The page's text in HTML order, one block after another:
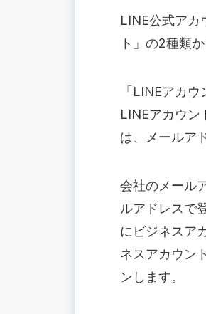
LINE公式アカ
ト」の2種類
「LINEアカ
LINEアカウン
は、メールア
会社のメール
ルアドレスで
にビジネスア
ネスアカウン
ンします。